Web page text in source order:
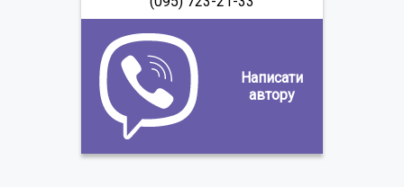
Написати
автору